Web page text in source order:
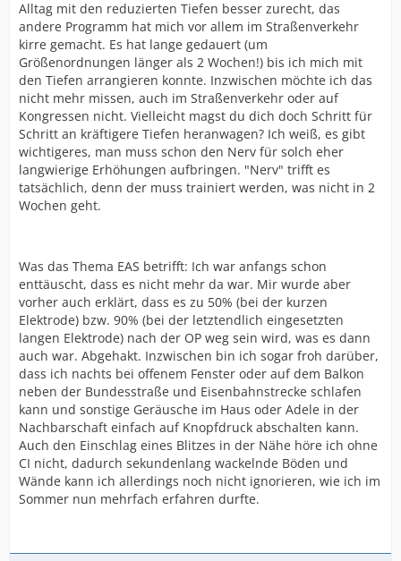
Alltag mit den reduzierten Tiefen besser zurecht, das
andere Programm hat mich vor allem im Straßenverkehr
kirre gemacht. Es hat lange gedauert (um
Größenordnungen länger als 2 Wochen!) bis ich mich mit
den Tiefen arrangieren konnte. Inzwischen möchte ich das
nicht mehr missen, auch im Straßenverkehr oder auf
Kongressen nicht. Vielleicht magst du dich doch Schritt für
Schritt an kräftigere Tiefen heranwagen? Ich weiß, es gibt
wichtigeres, man muss schon den Nerv für solch eher
langwierige Erhöhungen aufbringen. "Nerv" trifft es
tatsächlich, denn der muss trainiert werden, was nicht in 2
Wochen geht.
Was das Thema EAS betrifft: Ich war anfangs schon
enttäuscht, dass es nicht mehr da war. Mir wurde aber
vorher auch erklärt, dass es zu 50% (bei der kurzen
Elektrode) bzw. 90% (bei der letztendlich eingesetzten
langen Elektrode) nach der OP weg sein wird, was es dann
auch war. Abgehakt. Inzwischen bin ich sogar froh darüber,
dass ich nachts bei offenem Fenster oder auf dem Balkon
neben der Bundesstraße und Eisenbahnstrecke schlafen
kann und sonstige Geräusche im Haus oder Adele in der
Nachbarschaft einfach auf Knopfdruck abschalten kann.
Auch den Einschlag eines Blitzes in der Nähe höre ich ohne
CI nicht, dadurch sekundenlang wackelnde Böden und
Wände kann ich allerdings noch nicht ignorieren, wie ich im
Sommer nun mehrfach erfahren durfte.